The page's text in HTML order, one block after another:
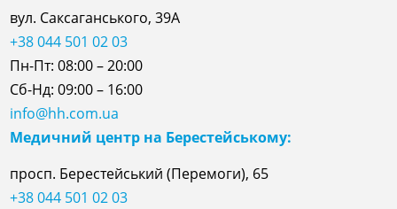
вул. Саксаганського, 39А
+38 044 501 02 03
Пн-Пт: 08:00 – 20:00
Сб-Нд: 09:00 – 16:00
info@hh.com.ua
Медичний центр на Берестейському:
просп. Берестейський (Перемоги), 65
+38 044 501 02 03